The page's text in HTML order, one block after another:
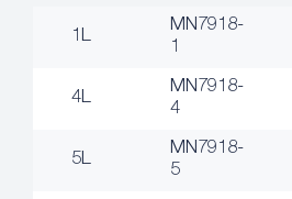
1L
MN7918-
1
4L
MN7918-
4
5L
MN7918-
5